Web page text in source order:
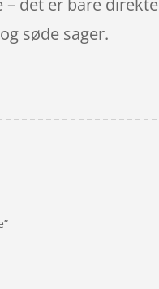
det er bare
søde sager.